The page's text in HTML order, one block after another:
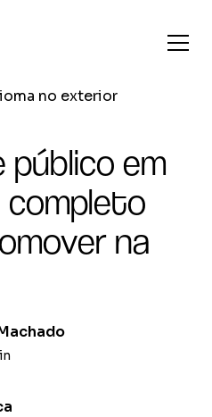
no exterior
em
completo
na